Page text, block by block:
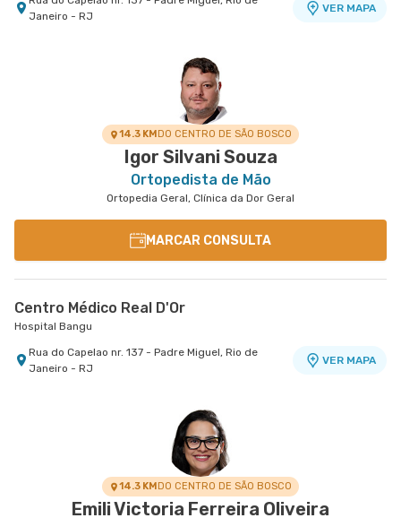
Janeiro - RJ
VER MAPA
Estrada Dos Tres Rios nr. 1366 - Freguesia
Jacarepagua, Rio de Janeiro - RJ
Rua Augusto Camossa Saldanha nr. 55 1º Andar
- Barra da Tijuca, Rio de Janeiro - RJ
14.3 KMDO CENTRO DE SÃO BOSCO
Igor Silvani Souza
Ortopedista de Mão
Ortopedia Geral, Clínica da Dor Geral
MARCAR CONSULTA
Centro Médico Real D'Or
Hospital Bangu
Rua do Capelao nr. 137 - Padre Miguel, Rio de
Janeiro - RJ
VER MAPA
14.3 KMDO CENTRO DE SÃO BOSCO
Emili Victoria Ferreira Oliveira